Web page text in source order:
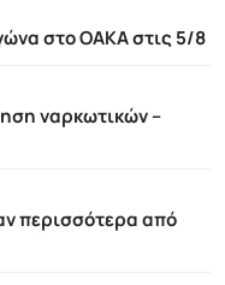
στο ΟΑΚΑ στις 5/8
ναρκωτικών –
περισσότερα από